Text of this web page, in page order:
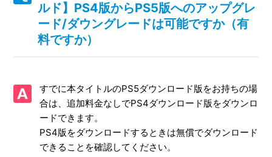
【PS5/ソニックレーシング クロスワールド】フェスタが開
催されない、フェスタのタイムスケジュールがおかしい
【PS5/ソニックレーシング クロスワールド】体験版はあり
【PS5/ソニックレーシング クロスワールド】CNTやONTの
プレイ特典はありますか
【PS5/ソニックレーシング クロスワールド】アイテム「キ
ルド】PS4版からPS5版へのアップグレ
ード/ダウングレードは可能ですか（有
料ですか）
すでに本タイトルのPS5ダウンロード版をお持ちの場
合は、追加料金なしでPS4ダウンロード版をダウンロ
ードできます。
PS4版をダウンロードするときは無償でダウンロード
できることを確認してください。